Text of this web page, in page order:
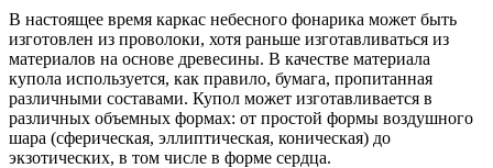
В настоящее время каркас небесного фонарика может быть
изготовлен из проволоки, хотя раньше изготавливаться из
материалов на основе древесины. В качестве материала
купола используется, как правило, бумага, пропитанная
различными составами. Купол может изготавливается в
различных объемных формах: от простой формы воздушного
шара (сферическая, эллиптическая, коническая) до
экзотических, в том числе в форме сердца.